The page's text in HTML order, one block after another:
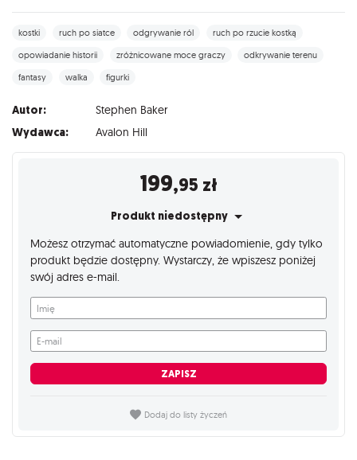
kostki ruch po siatce odgrywanie ról
ruch po rzucie kostką
opowiadanie historii
zróżnicowane moce graczy
odkrywanie terenu
fantasy
walka figurki
Autor: Stephen Baker
Wydawca: Avalon Hill
199,95 zł
Produkt niedostępny
Możesz otrzymać automatyczne powiadomienie, gdy tylko
produkt będzie dostępny. Wystarczy, że wpiszesz poniżej
swój adres e-mail.
Imię
E-mail
ZAPISZ
Dodaj do listy życzeń